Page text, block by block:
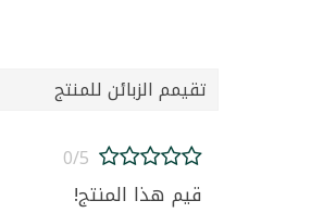
تقيمم الزبائن للمنتج
0/5
قيم هذا المنتج!